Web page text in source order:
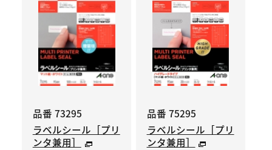
品番 73295
ラベルシール［プリ
ンタ兼用］
品番 75295
ラベルシール［プリ
ンタ兼用］